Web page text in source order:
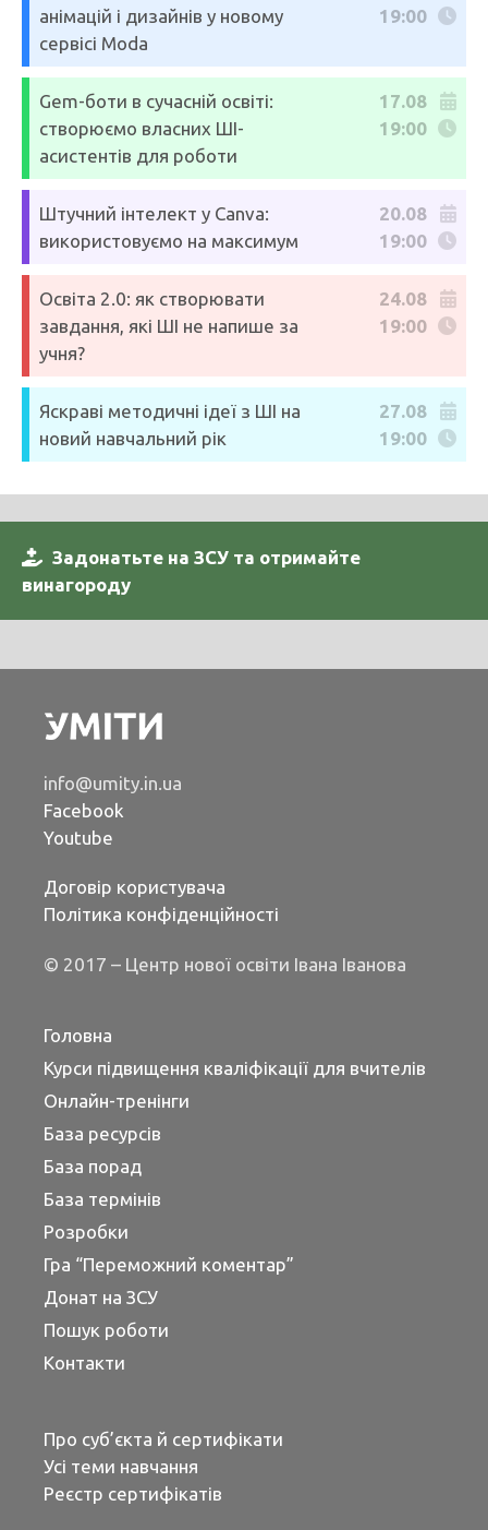
анімацій і дизайнів у новому
сервісі Moda
19:00
Gem-боти в сучасній освіті:
створюємо власних ШІ-
асистентів для роботи
17.08
19:00
Штучний інтелект у Canva:
використовуємо на максимум
20.08
19:00
Освіта 2.0: як створювати
завдання, які ШІ не напише за
учня?
24.08
19:00
Яскраві методичні ідеї з ШІ на
новий навчальний рік
27.08
19:00
Задонатьте на ЗСУ та отримайте
винагороду
info@umity.in.ua
Facebook
Youtube
Договір користувача
Політика конфіденційності
© 2017 – Центр нової освіти Івана Іванова
Головна
Курси підвищення кваліфікації для вчителів
Онлайн-тренінги
База ресурсів
База порад
База термінів
Розробки
Гра “Переможний коментар”
Донат на ЗСУ
Пошук роботи
Контакти
Про суб’єкта й сертифікати
Усі теми навчання
Реєстр сертифікатів